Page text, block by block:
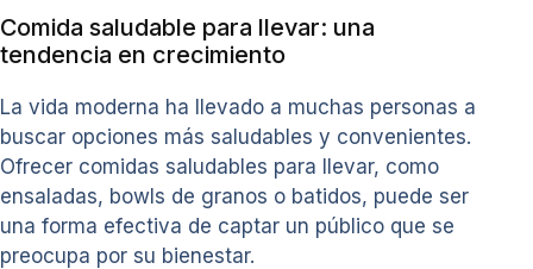
Comida saludable para llevar: una
tendencia en crecimiento
La vida moderna ha llevado a muchas personas a
buscar opciones más saludables y convenientes.
Ofrecer comidas saludables para llevar, como
ensaladas, bowls de granos o batidos, puede ser
una forma efectiva de captar un público que se
preocupa por su bienestar.